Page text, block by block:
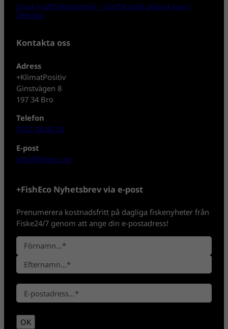
Snart kräftfiskepremiär – fortfarande platser kvar i
Delsjön!
Kontakta oss
Adress
+KlimatPositiv
Ginstvägen 8
197 34 Bro
Telefon
0702-08 80 30
E-post
info@fisheco.se
+FishEco Nyhetsbrev via e-post
Prenumerera kostnadsfritt på dagliga fiskenyheter från
Fiske24/7 genom att ange din e-postadress!
N
a
n
*
F
ö
r
a
m
t
e
E
-
OK